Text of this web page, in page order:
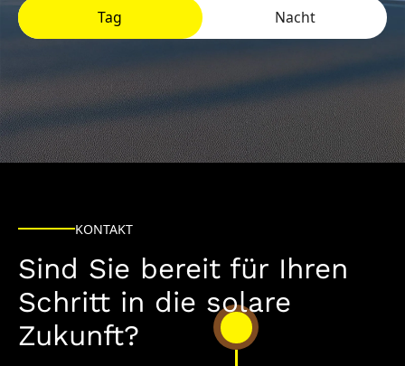
Tag Nacht
KONTAKT
Sind Sie bereit für Ihren
Schritt in die solare
Zukunft?